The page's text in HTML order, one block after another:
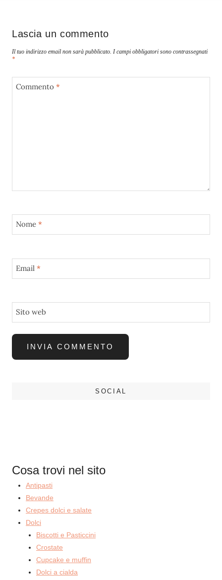
Lascia un commento
Il tuo indirizzo email non sarà pubblicato. I campi obbligatori sono contrassegnati
*
Commento *
Nome *
Email *
Sito web
SOCIAL
Cosa trovi nel sito
Antipasti
Bevande
Crepes dolci e salate
Dolci
Biscotti e Pasticcini
Crostate
Cupcake e muffin
Dolci a cialda